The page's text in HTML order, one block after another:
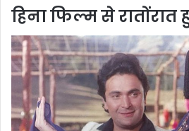
हिना फिल्म से